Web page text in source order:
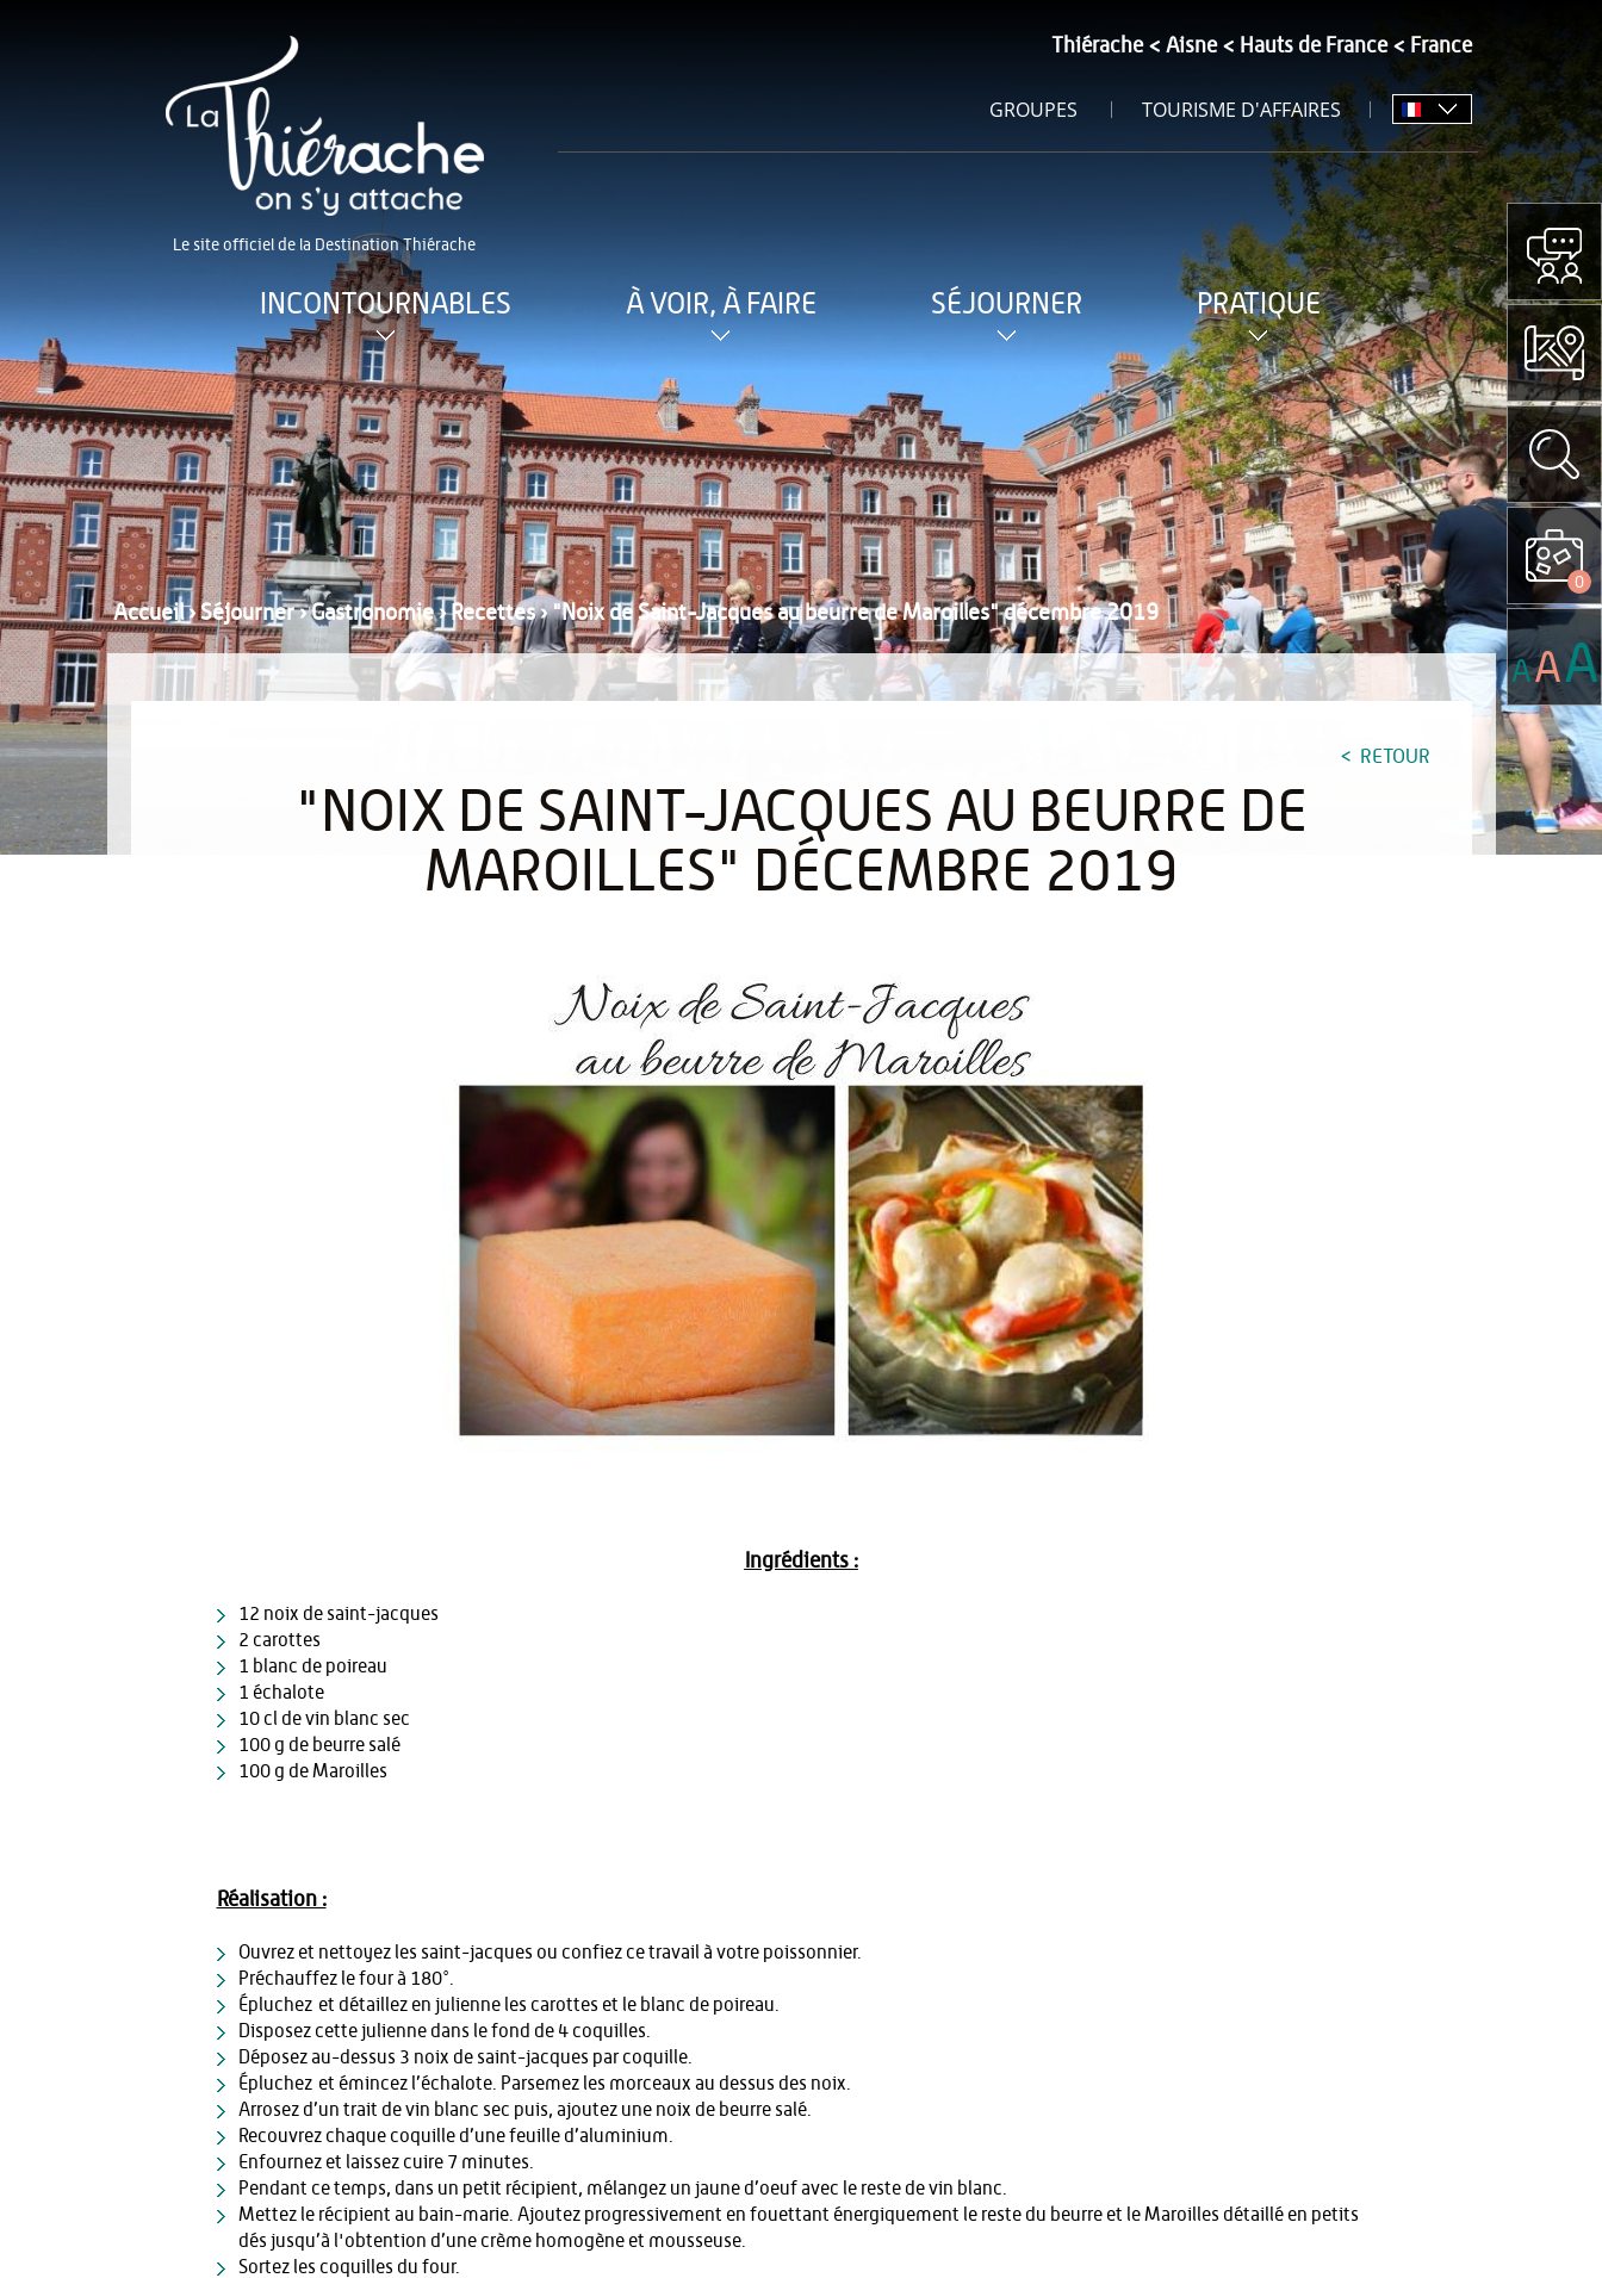
Le site officiel de la Destination Thiérache
Thiérache Aisne Hauts de France France
GROUPES TOURISME D'AFFAIRES
INCONTOURNABLES À VOIR, À FAIRE SÉJOURNER PRATIQUE
Accueil›Séjourner›Gastronomie›Recettes›"Noix de Saint-Jacques au beurre de Maroilles" décembre 2019
RETOUR
"NOIX DE SAINT-JACQUES AU BEURRE DE
MAROILLES" DÉCEMBRE 2019
Ingrédients :
12 noix de saint-jacques
2 carottes
1 blanc de poireau
1 échalote
10 cl de vin blanc sec
100 g de beurre salé
100 g de Maroilles
Réalisation :
Ouvrez et nettoyez les saint-jacques ou confiez ce travail à votre poissonnier.
Préchauffez le four à 180°.
Épluchez et détaillez en julienne les carottes et le blanc de poireau.
Disposez cette julienne dans le fond de 4 coquilles.
Déposez au-dessus 3 noix de saint-jacques par coquille.
Épluchez et émincez l’échalote. Parsemez les morceaux au dessus des noix.
Arrosez d’un trait de vin blanc sec puis, ajoutez une noix de beurre salé.
Recouvrez chaque coquille d’une feuille d’aluminium.
Enfournez et laissez cuire 7 minutes.
Pendant ce temps, dans un petit récipient, mélangez un jaune d’oeuf avec le reste de vin blanc.
Mettez le récipient au bain-marie. Ajoutez progressivement en fouettant énergiquement le reste du beurre et le Maroilles détaillé en petits
dés jusqu’à l'obtention d’une crème homogène et mousseuse.
Sortez les coquilles du four.
0
AAA